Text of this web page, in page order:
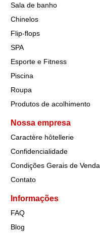
Sala de banho
Chinelos
Flip-flops
SPA
Esporte e Fitness
Piscina
Roupa
Produtos de acolhimento
Nossa empresa
Caractère hôtellerie
Confidencialidade
Condições Gerais de Venda
Contato
Informações
FAQ
Blog